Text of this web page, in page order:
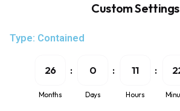
Custom Settings
Type: Contained
26
Months
0
Days
11
Hours